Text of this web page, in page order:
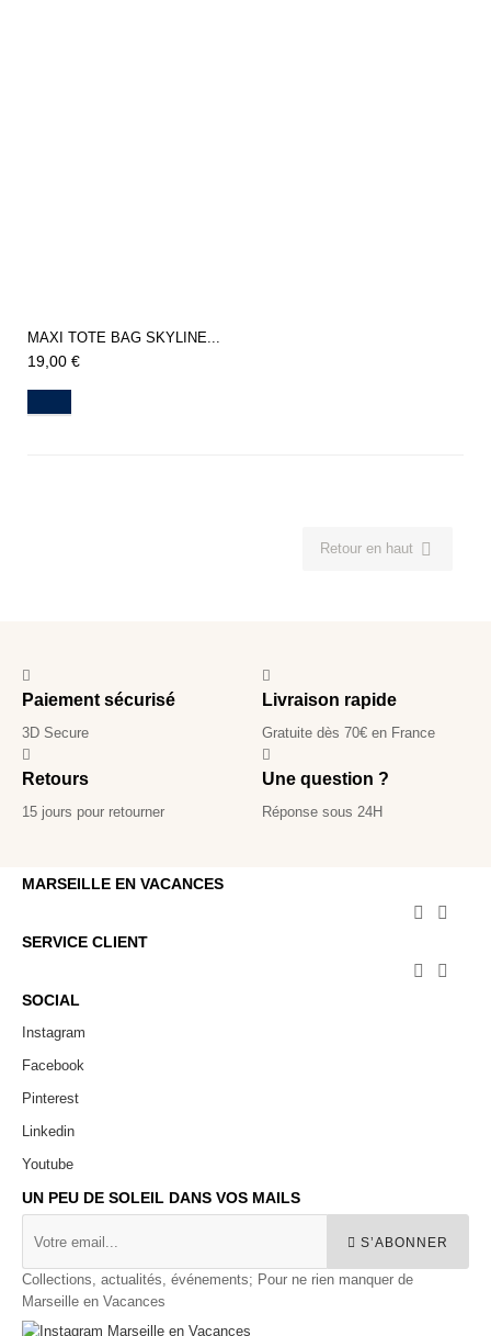
MAXI TOTE BAG SKYLINE...
19,00 €
Retour en haut 
Paiement sécurisé
3D Secure
Livraison rapide
Gratuite dès 70€ en France
Retours
15 jours pour retourner
Une question ?
Réponse sous 24H
MARSEILLE EN VACANCES
 
SERVICE CLIENT
 
SOCIAL
Instagram
Facebook
Pinterest
Linkedin
Youtube
UN PEU DE SOLEIL DANS VOS MAILS
S’ABONNER
Collections, actualités, événements; Pour ne rien manquer de
Marseille en Vacances